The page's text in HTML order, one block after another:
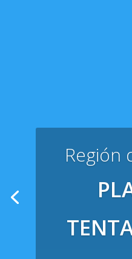
Región